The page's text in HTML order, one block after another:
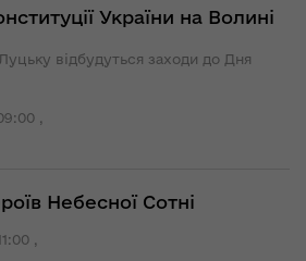
України на Волині
відбудуться заходи до Дня
,
Небесної Сотні
,